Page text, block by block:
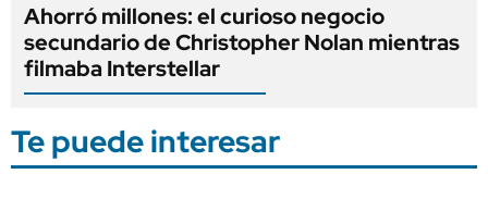
Ahorró millones: el curioso negocio
secundario de Christopher Nolan mientras
filmaba Interstellar
Te puede interesar